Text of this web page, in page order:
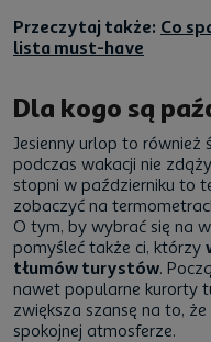
Przeczytaj także: Co
lista must-have
Dla kogo są
Jesienny urlop to również
podczas wakacji nie
stopni w październiku to
zobaczyć na
O tym, by wybrać się na
pomyśleć także ci, którzy
tłumów turystów.
nawet popularne kurorty
zwiększa szansę na to,
spokojnej atmosferze.